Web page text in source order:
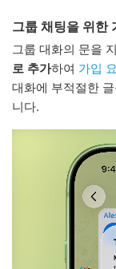
그룹 채팅을 위한
그룹 대화의 문을
로 추가하여 가입
대화에 부적절한
니다.